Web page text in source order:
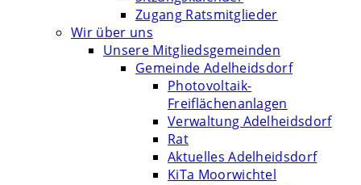
Zugang Ratsmitglieder
Wir über uns
Unsere Mitgliedsgemeinden
Gemeinde Adelheidsdorf
Photovoltaik-
Freiflächenanlagen
Verwaltung Adelheidsdorf
Rat
Aktuelles Adelheidsdorf
KiTa Moorwichtel